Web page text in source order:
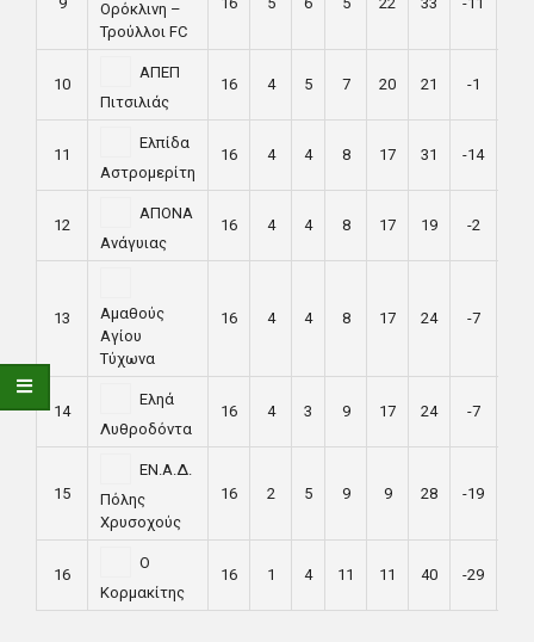
Ορόκλινη –
Τρούλλοι FC
10
ΑΠΕΠ
Πιτσιλιάς
16 4 5 7 20 21 -1
11
Ελπίδα
Αστρομερίτη
16 4 4 8 17 31 -14
12
ΑΠΟΝΑ
Ανάγυιας
16 4 4 8 17 19 -2
13
Αμαθούς
Αγίου
Τύχωνα
16 4 4 8 17 24 -7
14
Εληά
Λυθροδόντα
16 4 3 9 17 24 -7
15
EΝ.Α.Δ.
Πόλης
Χρυσοχούς
16 2 5 9 9 28 -19
16
Ο
Κορμακίτης
16 1 4 11 11 40 -29